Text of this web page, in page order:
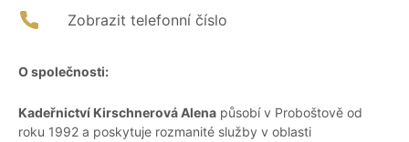
Zobrazit telefonní číslo
O společnosti:
Kadeřnictví Kirschnerová Alena působí v Proboštově od
roku 1992 a poskytuje rozmanité služby v oblasti